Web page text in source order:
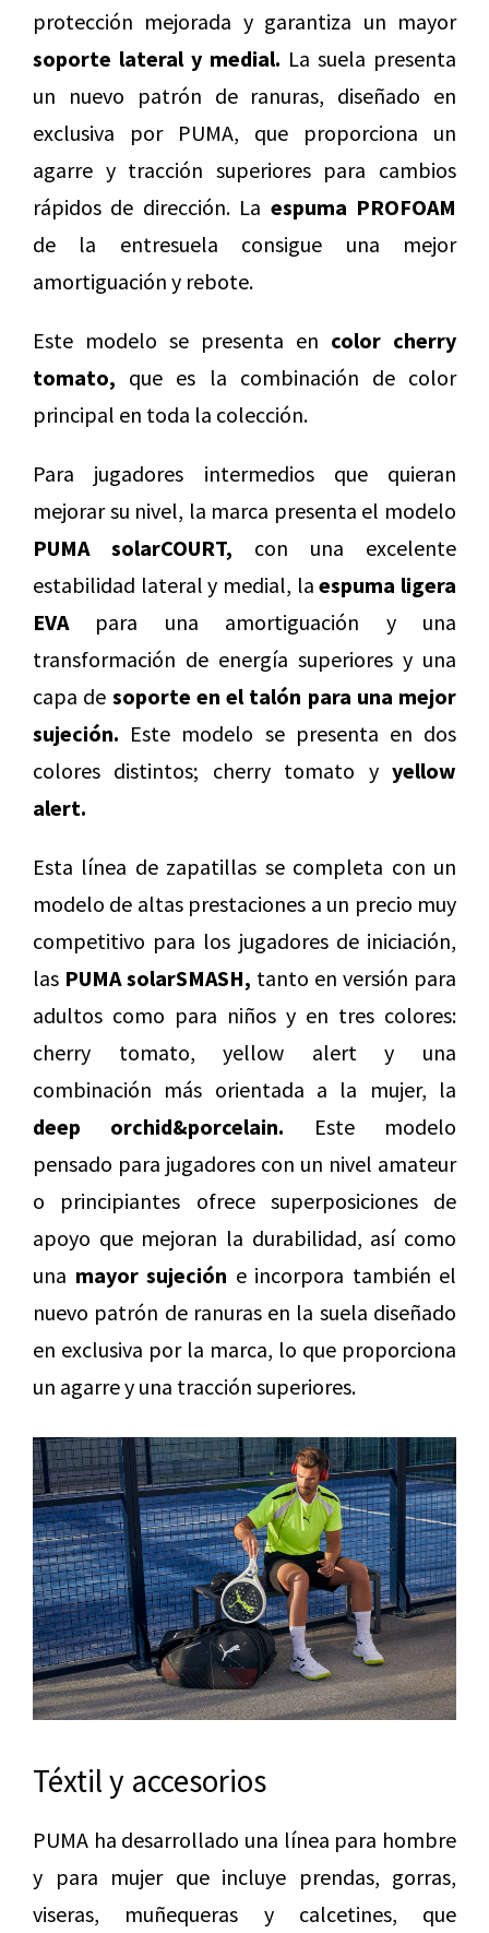
protección mejorada y garantiza un mayor
soporte lateral y medial. La suela presenta
un nuevo patrón de ranuras, diseñado en
exclusiva por PUMA, que proporciona un
agarre y tracción superiores para cambios
rápidos de dirección. La espuma PROFOAM
de la entresuela consigue una mejor
amortiguación y rebote.
Este modelo se presenta en color cherry
tomato, que es la combinación de color
principal en toda la colección.
Para jugadores intermedios que quieran
mejorar su nivel, la marca presenta el modelo
PUMA solarCOURT, con una excelente
estabilidad lateral y medial, laespuma ligera
EVApara una amortiguación y una
transformación de energía superiores y una
capa de soporte en el talón para una mejor
sujeción. Este modelo se presenta en dos
colores distintos; cherry tomato y yellow
alert.
Esta línea de zapatillas se completa con un
modelo de altas prestaciones a un precio muy
competitivo para los jugadores de iniciación,
las PUMA solarSMASH, tanto en versión para
adultos como para niños y en tres colores:
cherry tomato, yellow alert y una
combinación más orientada a la mujer, la
deep orchid&porcelain. Este modelo
pensado para jugadores con un nivel amateur
o principiantes ofrece superposiciones de
apoyo que mejoran la durabilidad, así como
una mayor sujeción e incorpora también el
nuevo patrón de ranuras en la suela diseñado
en exclusiva por la marca, lo que proporciona
un agarre y una tracción superiores.
Téxtil y accesorios
PUMA ha desarrollado una línea para hombre
y para mujer que incluye prendas, gorras,
viseras, muñequeras y calcetines, que